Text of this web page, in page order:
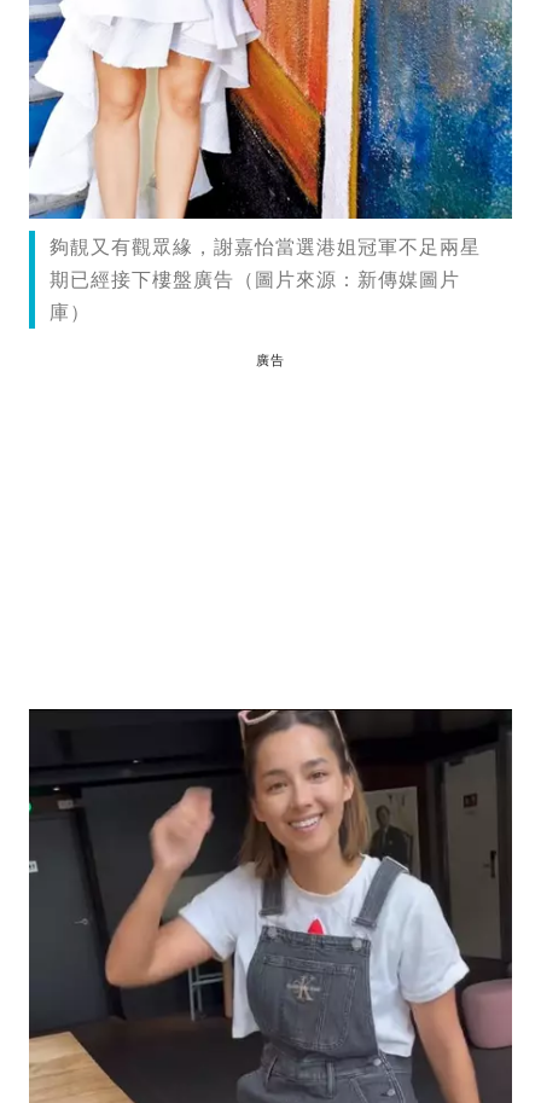
夠靚又有觀眾緣，謝嘉怡當選港姐冠軍不足兩星
期已經接下樓盤廣告（圖片來源：新傳媒圖片
庫）
廣告